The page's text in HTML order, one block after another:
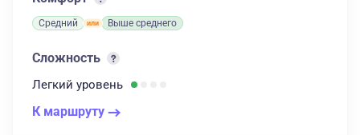
Средний Выше среднего
Сложность
Легкий уровень
К маршруту